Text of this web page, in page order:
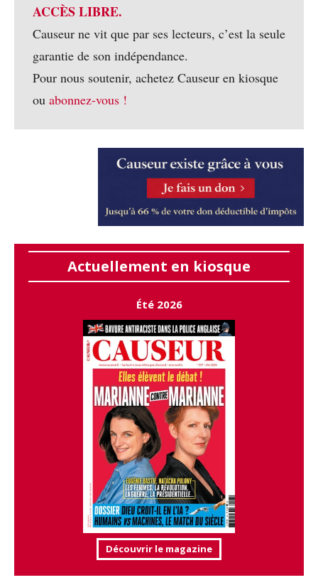
ACCÈS LIBRE.
Causeur ne vit que par ses lecteurs, c’est la seule
garantie de son indépendance.
Pour nous soutenir, achetez Causeur en kiosque
ou abonnez-vous !
Actuellement en kiosque
Été 2026
Découvrir le magazine